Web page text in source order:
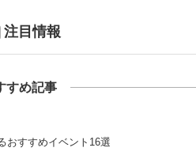
注目情報
すめ記事
おすすめイベント16選